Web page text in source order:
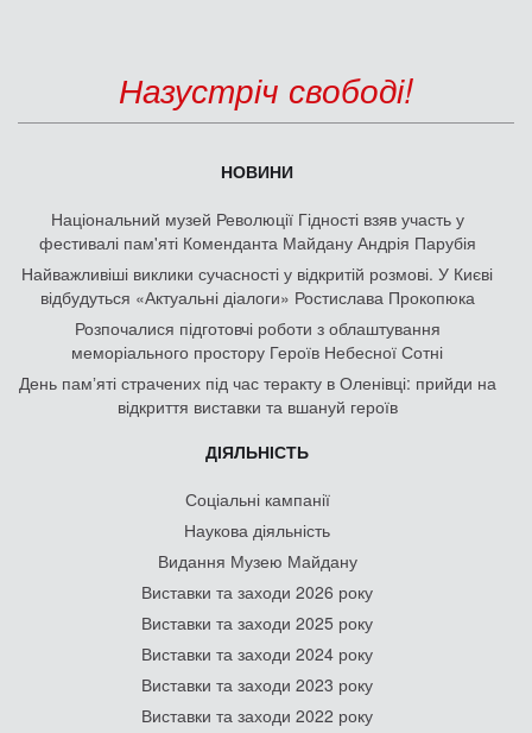
Назустріч свободі!
НОВИНИ
Національний музей Революції Гідності взяв участь у
фестивалі пам'яті Коменданта Майдану Андрія Парубія
Найважливіші виклики сучасності у відкритій розмові. У Києві
відбудуться «Актуальні діалоги» Ростислава Прокопюка
Розпочалися підготовчі роботи з облаштування
меморіального простору Героїв Небесної Сотні
День памʼяті страчених під час теракту в Оленівці: прийди на
відкриття виставки та вшануй героїв
ДІЯЛЬНІСТЬ
Соціальні кампанії
Наукова діяльність
Видання Музею Майдану
Виставки та заходи 2026 року
Виставки та заходи 2025 року
Виставки та заходи 2024 року
Виставки та заходи 2023 року
Виставки та заходи 2022 року